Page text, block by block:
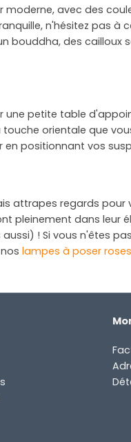
avec des
n'hésitez pas à
bouddha, des cailloux
petite table
orientale que
positionnant vos
attrapes regards pour
pleinement dans leur
! Si vous n'êtes
lampes à poser roses